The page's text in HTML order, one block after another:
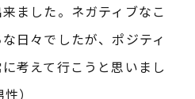
ました。ネガティブなこ
日々でしたが、ポジティ
考えて行こうと思いまし
）